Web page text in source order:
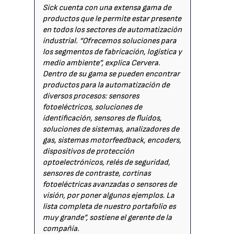
Sick cuenta con una extensa gama de
productos que le permite estar presente
en todos los sectores de automatización
industrial. “Ofrecemos soluciones para
los segmentos de fabricación, logística y
medio ambiente”, explica Cervera.
Dentro de su gama se pueden encontrar
productos para la automatización de
diversos procesos: sensores
fotoeléctricos, soluciones de
identificación, sensores de fluídos,
soluciones de sistemas, analizadores de
gas, sistemas motorfeedback, encoders,
dispositivos de protección
optoelectrónicos, relés de seguridad,
sensores de contraste, cortinas
fotoeléctricas avanzadas o sensores de
visión, por poner algunos ejemplos. La
lista completa de nuestro portafolio es
muy grande”, sostiene el gerente de la
compañía.